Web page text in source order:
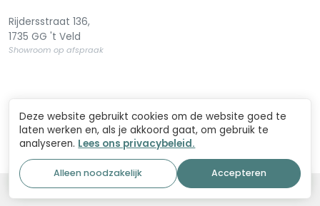
home webshop account winkelwagen
Rijdersstraat 136,
1735 GG 't Veld
Showroom op afspraak
© 2026 Handhoreca. Alle rechten voorbehouden | Realisation:
ANFY digital marketing| llms.txt
Deze website gebruikt cookies om de website goed te
laten werken en, als je akkoord gaat, om gebruik te
analyseren. Lees ons privacybeleid.
Alleen noodzakelijk Accepteren